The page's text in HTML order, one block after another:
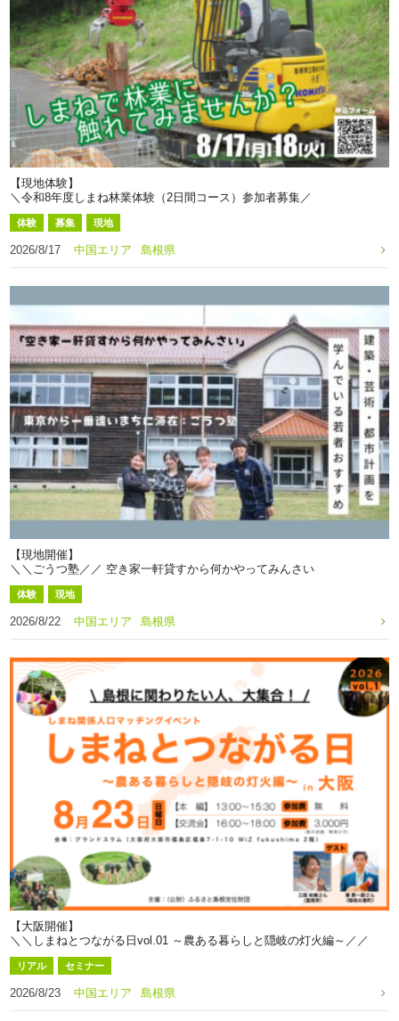
【現地体験】
＼令和8年度しまね林業体験（2日間コース）参加者募集／
体験 募集 現地
2026/8/17 中国エリア 島根県
【現地開催】
＼＼ごうつ塾／／ 空き家一軒貸すから何かやってみんさい
体験 現地
2026/8/22 中国エリア 島根県
【大阪開催】
＼＼しまねとつながる日vol.01 ～農ある暮らしと隠岐の灯火編～／／
リアル セミナー
2026/8/23 中国エリア 島根県